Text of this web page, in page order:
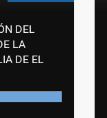
DEL
LA
DE EL